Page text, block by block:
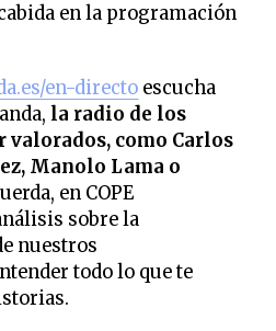
en la programación
en-directo escucha
la radio de los
valorados, como Carlos
Manolo Lama o
en COPE
sobre la
nuestros
todo lo que te